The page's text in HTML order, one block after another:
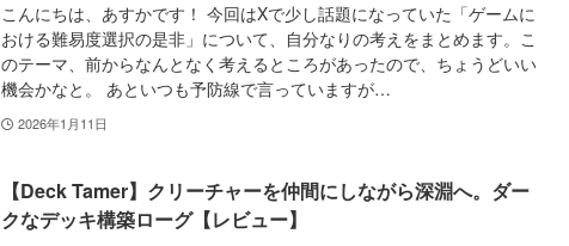
こんにちは、あすかです！ 今回はXで少し話題になっていた「ゲームに
おける難易度選択の是非」について、自分なりの考えをまとめます。こ
のテーマ、前からなんとなく考えるところがあったので、ちょうどいい
機会かなと。 あといつも予防線で言っていますが…
2026年1月11日
【Deck Tamer】クリーチャーを仲間にしながら深淵へ。ダー
クなデッキ構築ローグ【レビュー】